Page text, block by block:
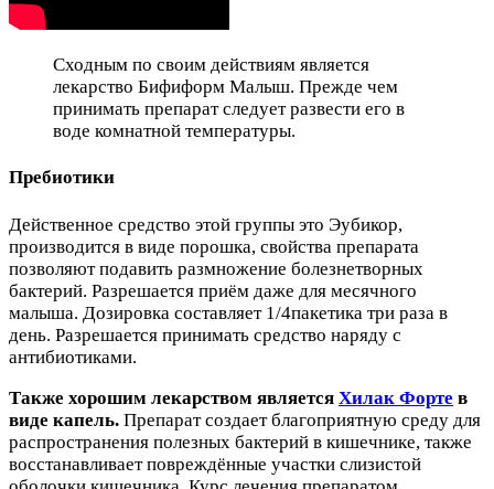
Сходным по своим действиям является
лекарство Бифиформ Малыш. Прежде чем
принимать препарат следует развести его в
воде комнатной температуры.
Пребиотики
Действенное средство этой группы это Эубикор,
производится в виде порошка, свойства препарата
позволяют подавить размножение болезнетворных
бактерий. Разрешается приём даже для месячного
малыша. Дозировка составляет 1/4пакетика три раза в
день. Разрешается принимать средство наряду с
антибиотиками.
Также хорошим лекарством является Хилак Форте в
виде капель. Препарат создает благоприятную среду для
распространения полезных бактерий в кишечнике, также
восстанавливает повреждённые участки слизистой